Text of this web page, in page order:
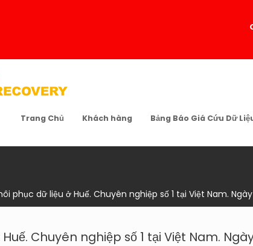
Trang Chủ Khách hàng Bảng Báo Giá Cứu Dữ
phục dữ liệu ở Huế. Chuyên nghiệp số 1 tại Việt Nam.
Chuyên nghiệp số 1 tại Việt Nam.